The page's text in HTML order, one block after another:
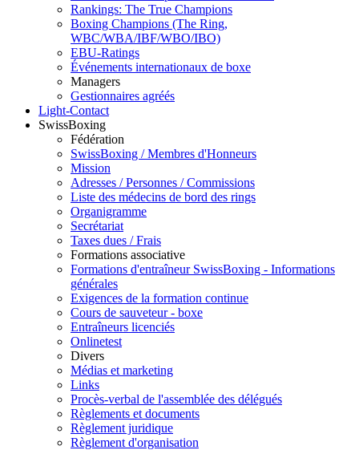
Rankings: The True Champions
Boxing Champions (The Ring,
WBC/WBA/IBF/WBO/IBO)
EBU-Ratings
Événements internationaux de boxe
Managers
Gestionnaires agréés
Light-Contact
SwissBoxing
Fédération
SwissBoxing / Membres d'Honneurs
Mission
Adresses / Personnes / Commissions
Liste des médecins de bord des rings
Organigramme
Secrétariat
Taxes dues / Frais
Formations associative
Formations d'entraîneur SwissBoxing - Informations
générales
Exigences de la formation continue
Cours de sauveteur - boxe
Entraîneurs licenciés
Onlinetest
Divers
Médias et marketing
Links
Procès-verbal de l'assemblée des délégués
Règlements et documents
Règlement juridique
Règlement d'organisation